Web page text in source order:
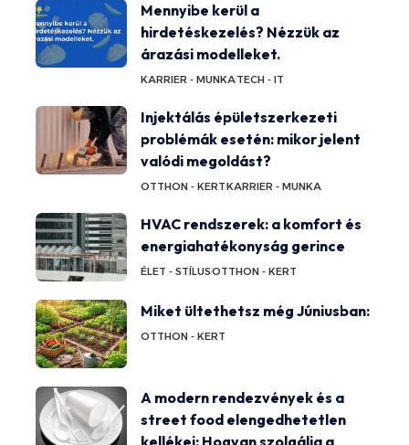
Mennyibe kerül a
hirdetéskezelés? Nézzük az
árazási modelleket.
KARRIER - MUNKATECH - IT
Injektálás épületszerkezeti
problémák esetén: mikor jelent
valódi megoldást?
OTTHON - KERTKARRIER - MUNKA
HVAC rendszerek: a komfort és
energiahatékonyság gerince
ÉLET - STÍLUSOTTHON - KERT
Miket ültethetsz még Júniusban:
OTTHON - KERT
A modern rendezvények és a
street food elengedhetetlen
kellékei: Hogyan szolgálja a